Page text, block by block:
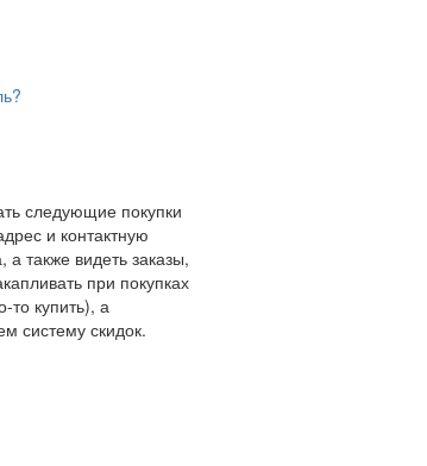
следующие покупки
и контактную
также видеть заказы,
при покупках
то купить), а
систему скидок.